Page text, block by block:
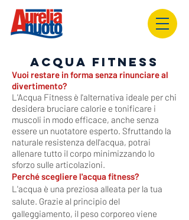
ACQUA FITNESS
Vuoi restare in forma senza rinunciare al
divertimento?
L'Acqua Fitness è l'alternativa ideale per chi
desidera bruciare calorie e tonificare i
muscoli in modo efficace, anche senza
essere un nuotatore esperto. Sfruttando la
naturale resistenza dell'acqua, potrai
allenare tutto il corpo minimizzando lo
sforzo sulle articolazioni.
Perché scegliere l'acqua fitness?
L'acqua è una preziosa alleata per la tua
salute. Grazie al principio del
galleggiamento, il peso corporeo viene